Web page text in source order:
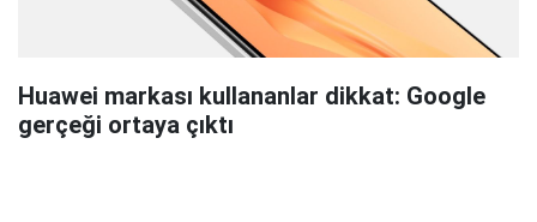
Huawei markası kullananlar dikkat: Google
gerçeği ortaya çıktı